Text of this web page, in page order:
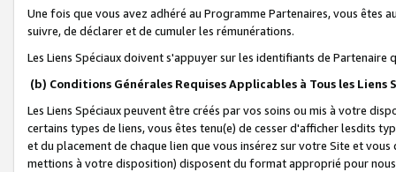
Une fois que vous avez adhéré au Programme Partenaires, vous êtes
suivre, de déclarer et de cumuler les rémunérations.
Les Liens Spéciaux doivent s'appuyer sur les identifiants de Partenaire
(b) Conditions Générales Requises Applicables à Tous les Liens
Les Liens Spéciaux peuvent être créés par vos soins ou mis à votre
certains types de liens, vous êtes tenu(e) de cesser d'afficher lesdits
et du placement de chaque lien que vous insérez sur votre Site et
mettions à votre disposition) disposent du format approprié pour